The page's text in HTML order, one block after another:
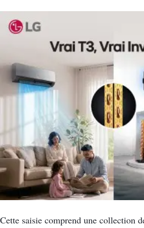
Cette saisie comprend une collection